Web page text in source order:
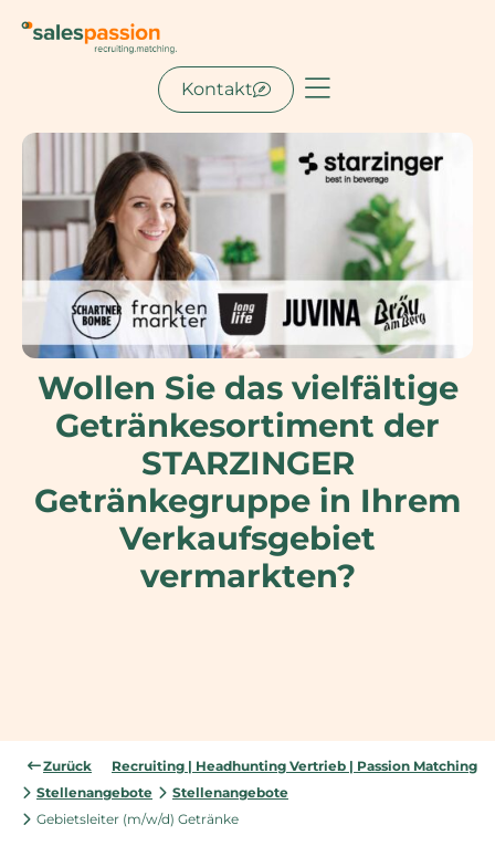
Kontakt
Wollen Sie das vielfältige
Getränkesortiment der
STARZINGER
Getränkegruppe in Ihrem
Verkaufsgebiet
vermarkten?
Zurück
Recruiting | Headhunting Vertrieb | Passion Matching
Stellenangebote
Stellenangebote
Gebietsleiter (m/w/d) Getränke